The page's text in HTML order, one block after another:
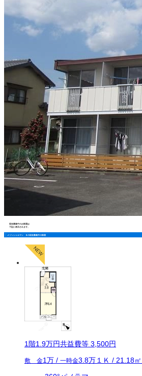
現在募集中のお部屋は
下記に表示されます。
メゾンシャルマン Ｂの現在募集中の部屋
1階1.9万円共益費等 3,500円
敷 金1万 / 一時金3.8万１Ｋ / 21.18㎡